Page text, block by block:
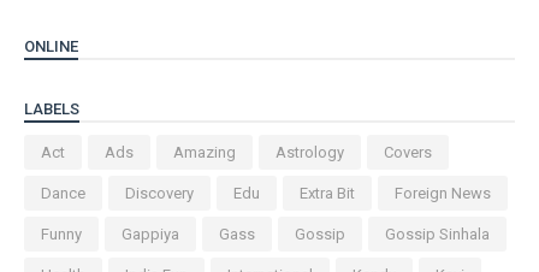
ONLINE
LABELS
Act Ads Amazing Astrology Covers
Dance Discovery Edu Extra Bit Foreign News
Funny Gappiya Gass Gossip Gossip Sinhala